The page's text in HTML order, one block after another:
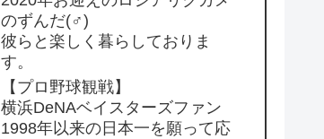
のずんだ(♂)
彼らと楽しく暮らしておりま
す。
【プロ野球観戦】
横浜DeNAベイスターズファン
1998年以来の日本一を願って応